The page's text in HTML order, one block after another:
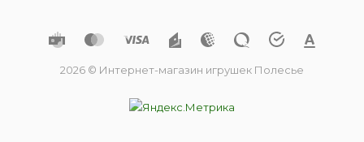
2026 © Интернет-магазин игрушек Полесье